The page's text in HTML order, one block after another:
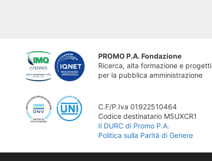
PROMO P.A. Fondazione
Ricerca, alta formazione e progetti
per la pubblica amministrazione
C.F/P.Iva 01922510464
Codice destinatario M5UXCR1
Il DURC di Promo P.A.
Politica sulla Parità di Genere